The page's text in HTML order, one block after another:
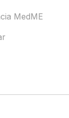
MedME